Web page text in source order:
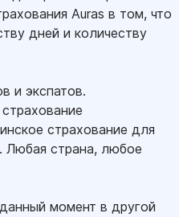
Auras в том, что
дней и количеству
и экспатов.
страхование для
Любая страна, любое
момент в другой